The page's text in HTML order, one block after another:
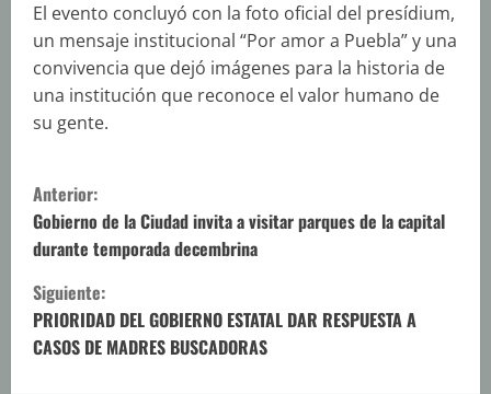
El evento concluyó con la foto oficial del presídium,
un mensaje institucional “Por amor a Puebla” y una
convivencia que dejó imágenes para la historia de
una institución que reconoce el valor humano de
su gente.
S
i
g
u
e
Anterior:
Gobierno de la Ciudad invita a visitar parques de la capital
durante temporada decembrina
Siguiente:
PRIORIDAD DEL GOBIERNO ESTATAL DAR RESPUESTA A
CASOS DE MADRES BUSCADORAS